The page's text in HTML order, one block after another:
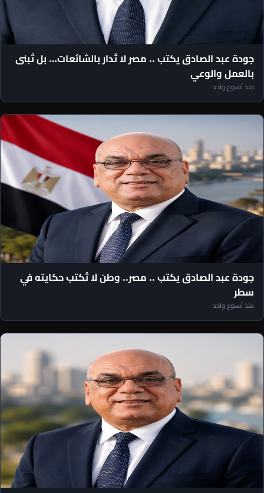
جودة عبد الصادق يكتب .. مصر لا تُدار بالشائعات… بل تُبنى
بالعمل والوعي
منذ أسبوع واحد
جودة عبد الصادق يكتب .. مصر.. وطن لا تُكتب حكايته في
سطر
منذ أسبوع واحد